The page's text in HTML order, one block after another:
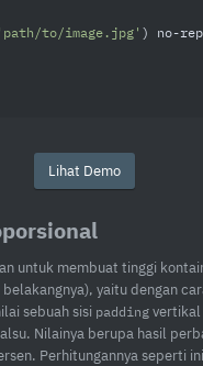
'path/to/image.jpg' ) no-
Lihat Demo
untuk membuat tinggi
yaitu dengan
sebuah sisi paddingvertikal
Nilainya berupa hasil
Perhitungannya seperti